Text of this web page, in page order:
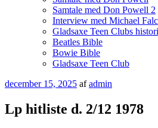
Samtale med Don Powell 2
Interview med Michael
Gladsaxe Teen Clubs
Beatles Bible
Bowie Bible
Gladsaxe Teen Club
Udgivet
december 15, 2025 afadmin
Lp hitliste d. 2/12 1978